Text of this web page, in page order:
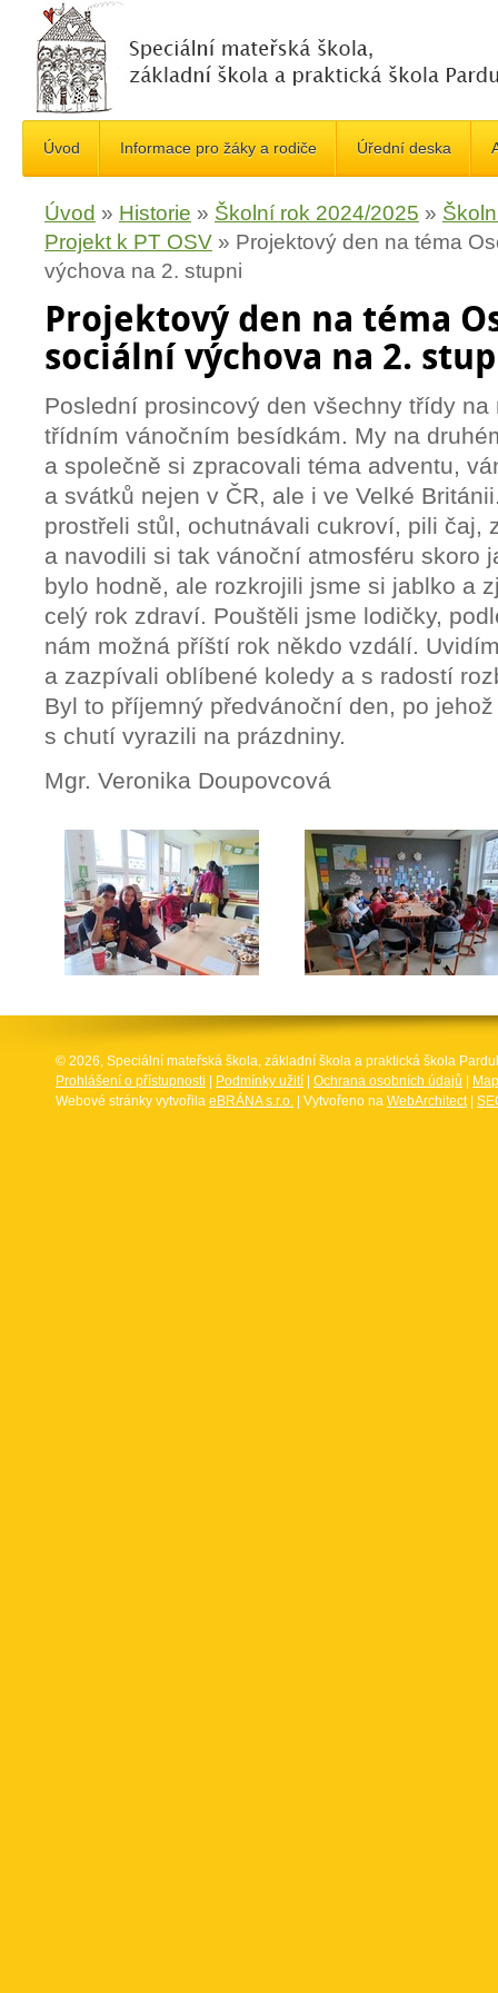
Úvod Informace pro žáky a rodiče Úřední deska
Úvod » Historie » Školní rok 2024/2025 »
Projekt k PT OSV » Projektový den na téma
výchova na 2. stupni
Projektový den na téma
sociální výchova na 2.
Poslední prosincový den všechny třídy
třídním vánočním besídkám. My na
a společně si zpracovali téma adventu,
a svátků nejen v ČR, ale i ve Velké
prostřeli stůl, ochutnávali cukroví, pili čaj,
a navodili si tak vánoční atmosféru skoro
bylo hodně, ale rozkrojili jsme si jablko a
celý rok zdraví. Pouštěli jsme lodičky,
nám možná příští rok někdo vzdálí.
a zazpívali oblíbené koledy a s radostí
Byl to příjemný předvánoční den, po
s chutí vyrazili na prázdniny.
Mgr. Veronika Doupovcová
© 2026, Speciální mateřská škola, základní škola a praktická škola
Prohlášení o přístupnosti
Podmínky užití Ochrana osobních údajů
Webové stránky vytvořila eBRÁNA s.r.o. | Vytvořeno na WebArchitect|